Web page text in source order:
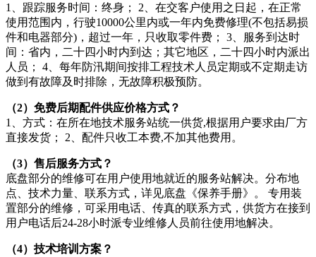
1、跟踪服务时间：终身； 2、在交客户使用之日起，在正常
使用范围内，行驶10000公里内或一年内免费修理(不包括易损
件和电器部分)，超过一年，只收取零件费； 3、服务到达时
间：省内，二十四小时内到达；其它地区，二十四小时内派出
人员； 4、每年防汛期间按排工程技术人员定期或不定期走访
做到有故障及时排除，无故障积极预防。
（2）免费后期配件供应价格方式？
1、方式：在所在地技术服务站统一供货,根据用户要求由厂方
直接发货； 2、配件只收工本费,不加其他费用。
（3）售后服务方式？
底盘部分的维修可在用户使用地就近的服务站解决。分布地
点、技术力量、联系方式，详见底盘《保养手册》。 专用装
置部分的维修，可采用电话、传真的联系方式，供货方在接到
用户电话后24-28小时派专业维修人员前往使用地解决。
（4）技术培训方案？